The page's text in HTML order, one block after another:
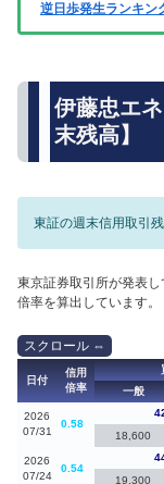
逆日歩発生ランキン
伊藤忠エ
末残高】
東証の週末信用取引
東京証券取引所が発表
倍率を算出しています。
日付
信用
倍率
一般
2026
07/31
0.58
18,600
2026
07/24
0.54
19,300